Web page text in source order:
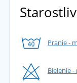
Pranie -
Bielenie